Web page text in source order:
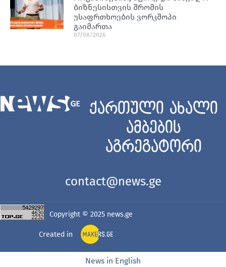
ბიზნესისთვის შრომის
უსაფრთხოების ვორკშოპი
გაიმართა
07/08/2026
ქართული ახალი
ამბების
აგრეგატორი
contact@news.ge
Copyright © 2025 news.ge
Created in
News in English